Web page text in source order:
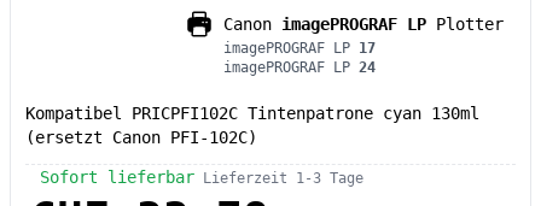
Canon imagePROGRAF LP Plotter
imagePROGRAF LP 17
imagePROGRAF LP 24
Kompatibel PRICPFI102C Tintenpatrone cyan 130ml
(ersetzt Canon PFI-102C)
Sofort lieferbar Lieferzeit 1-3 Tage